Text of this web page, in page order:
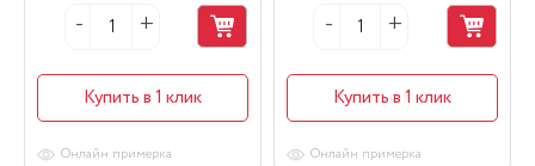
Купить в 1 клик
Онлайн примерка
Купить в 1 клик
Онлайн примерка